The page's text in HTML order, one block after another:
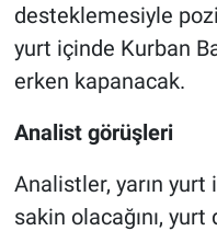
desteklemesiyle
yurt içinde Kurban
erken kapanacak.
Analist görüşleri
Analistler, yarın
sakin olacağını, yurt